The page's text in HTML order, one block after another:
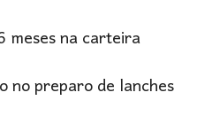
meses na carteira
no preparo de lanches